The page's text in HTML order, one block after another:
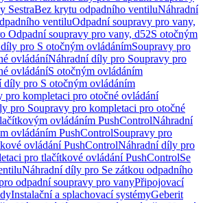
SestraBez krytu odpadního ventiluNáhradní
ventiluOdpadní soupravy pro vany,
Odpadní soupravy pro vany, d52S otočným
pro S otočným ovládánímSoupravy pro
ovládáníNáhradní díly pro Soupravy pro
ovládáníS otočným ovládáním
díly pro S otočným ovládáním
pro kompletaci pro otočné ovládání
pro Soupravy pro kompletaci pro otočné
ovládáním PushControlNáhradní
ovládáním PushControlSoupravy pro
ovládání PushControlNáhradní díly pro
pro tlačítkové ovládání PushControlSe
Náhradní díly pro Se zátkou odpadního
odpadní soupravy pro vanyPřipojovací
Instalační a splachovací systémyGeberit